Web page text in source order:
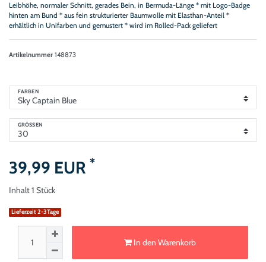
Leibhöhe, normaler Schnitt, gerades Bein, in Bermuda-Länge * mit Logo-Badge
hinten am Bund * aus fein strukturierter Baumwolle mit Elasthan-Anteil *
erhältlich in Unifarben und gemustert * wird im Rolled-Pack geliefert
Artikelnummer 148873
FARBEN
GRÖSSEN
39,99 EUR *
Inhalt1 Stück
Lieferzeit 2-3Tage
In den Warenkorb